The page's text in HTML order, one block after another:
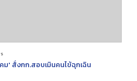
' สั่งกก.สอบเมินคนไข้ฉุกเฉิน